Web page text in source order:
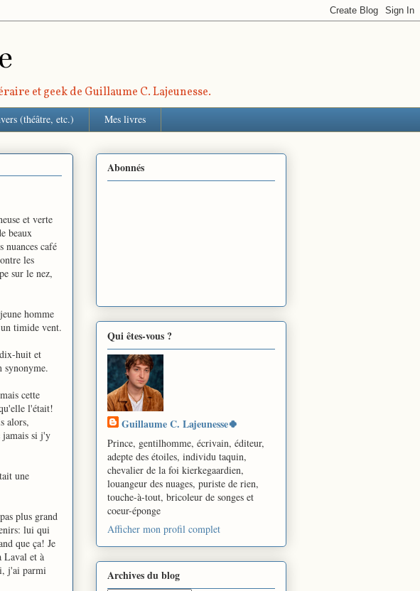
et geek de Guillaume C. Lajeunesse.
(théâtre, etc.) Mes livres
et verte
beaux
nuances café
les
sur le nez,
homme
timide vent.
huit et
synonyme.
cette
l'était!
alors,
jamais si j'y
une
plus grand
lui qui
que ça! Je
Laval et à
j'ai parmi
Abonnés
Qui êtes-vous ?
Guillaume C. Lajeunesse🍀
Prince, gentilhomme, écrivain, éditeur,
adepte des étoiles, individu taquin,
chevalier de la foi kierkegaardien,
louangeur des nuages, puriste de rien,
touche-à-tout, bricoleur de songes et
coeur-éponge
Afficher mon profil complet
Archives du blog